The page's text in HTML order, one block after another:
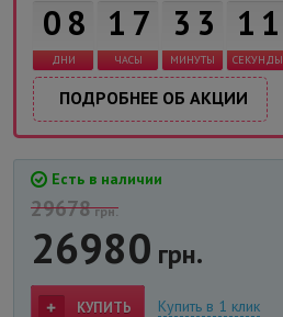
0 8
ДНИ
1 7
ЧАСЫ
3 3
МИНУТЫ
1 1
СЕКУНДЫ
ПОДРОБНЕЕ ОБ АКЦИИ
Есть в наличии
29678грн.
26980 грн.
КУПИТЬ Купить в 1 клик